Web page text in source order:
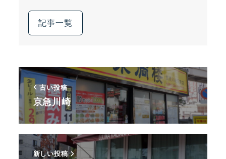
記事一覧
古い投稿
京急川崎
新しい投稿